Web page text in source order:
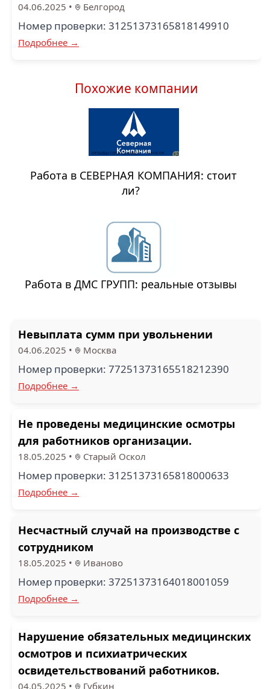
04.06.2025 • Белгород
Номер проверки: 31251373165818149910
Подробнее →
Похожие компании
Работа в СЕВЕРНАЯ КОМПАНИЯ: стоит
ли?
Работа в ДМС ГРУПП: реальные отзывы
Невыплата сумм при увольнении
04.06.2025 • Москва
Номер проверки: 77251373165518212390
Подробнее →
Не проведены медицинские осмотры
для работников организации.
18.05.2025 • Старый Оскол
Номер проверки: 31251373165818000633
Подробнее →
Несчастный случай на производстве с
сотрудником
18.05.2025 • Иваново
Номер проверки: 37251373164018001059
Подробнее →
Нарушение обязательных медицинских
осмотров и психиатрических
освидетельствований работников.
04.05.2025 • Губкин